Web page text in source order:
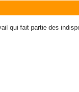
qui fait partie des